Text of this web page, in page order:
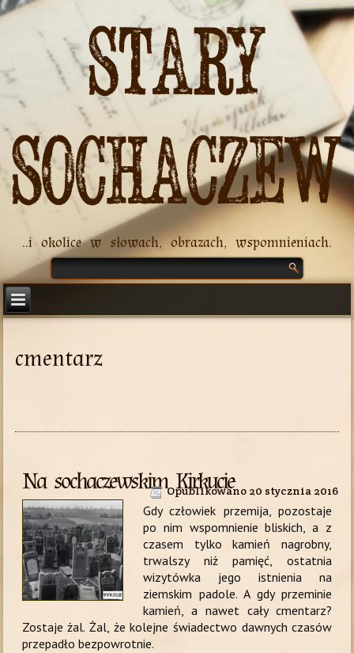
Stary
Sochaczew
..i okolice w słowach, obrazach, wspomnieniach.
cmentarz
Na sochaczewskim Kirkucie
Opublikowano 20 stycznia 2016
Gdy człowiek przemija, pozostaje
po nim wspomnienie bliskich, a z
czasem tylko kamień nagrobny,
trwalszy niż pamięć, ostatnia
wizytówka jego istnienia na
ziemskim padole. A gdy przeminie
kamień, a nawet cały cmentarz?
Zostaje żal. Żal, że kolejne świadectwo dawnych czasów
przepadło bezpowrotnie.